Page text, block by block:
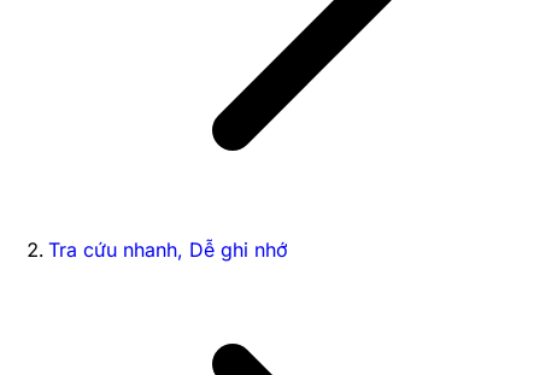
Tra cứu nhanh, Dễ ghi nhớ